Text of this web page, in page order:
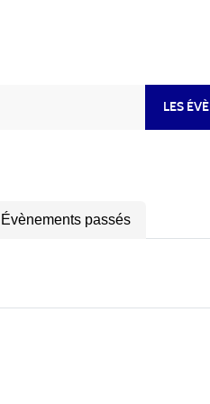
LES
Évènements passés